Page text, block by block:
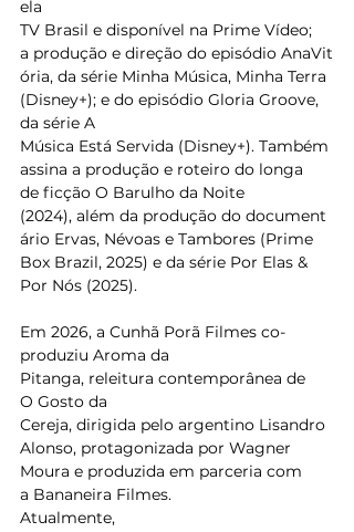
ela
TV Brasil e disponível na Prime Vídeo;
a produção e direção do episódio AnaVit
ória, da série Minha Música, Minha Terra
(Disney+); e do episódio Gloria Groove,
da série A
Música Está Servida (Disney+). Também
assina a produção e roteiro do longa
de ficção O Barulho da Noite
(2024), além da produção do document
ário Ervas, Névoas e Tambores (Prime
Box Brazil, 2025) e da série Por Elas &
Por Nós (2025).
Em 2026, a Cunhã Porã Filmes co-
produziu Aroma da
Pitanga, releitura contemporânea de
O Gosto da
Cereja, dirigida pelo argentino Lisandro
Alonso, protagonizada por Wagner
Moura e produzida em parceria com
a Bananeira Filmes.
Atualmente,